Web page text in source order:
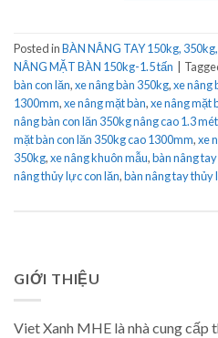
Posted inBÀN NÂNG TAY 150kg,
NÂNG MẶT BÀN 150kg-1.5 tấn
bàn con lăn,xe nâng bàn 350kg,xe nâng
1300mm,xe nâng mặt bàn,xe nâng mặt
nâng bàn con lăn 350kg nâng cao 1.3 mét
mặt bàn con lăn 350kg cao 1300mm,xe
350kg,xe nâng khuôn mẫu,bàn nâng
nâng thủy lực con lăn,bàn nâng tay thủy
GIỚI THIỆU
Viet Xanh MHE là nhà cung cấp